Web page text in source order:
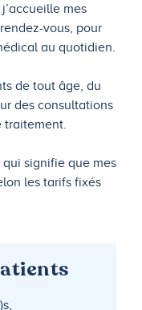
mes
vous, pour
au quotidien.
de tout âge, du
des consultations
traitement.
qui signifie que mes
les tarifs fixés